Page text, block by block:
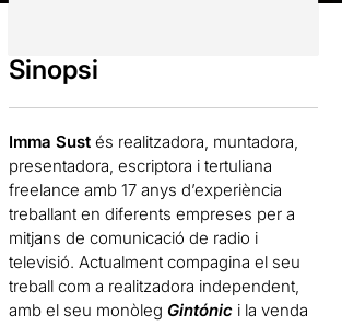
Sinopsi
Imma Sust és realitzadora, muntadora,
presentadora, escriptora i tertuliana
freelance amb 17 anys d’experiència
treballant en diferents empreses per a
mitjans de comunicació de radio i
televisió. Actualment compagina el seu
treball com a realitzadora independent,
amb el seu monòlegGintónic i la venda